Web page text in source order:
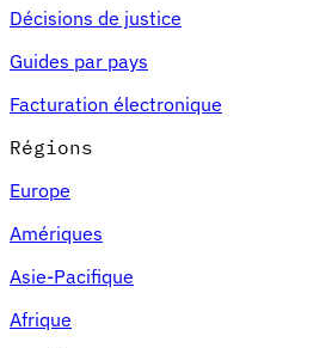
Décisions de justice
Guides par pays
Facturation électronique
Régions
Europe
Amériques
Asie-Pacifique
Afrique